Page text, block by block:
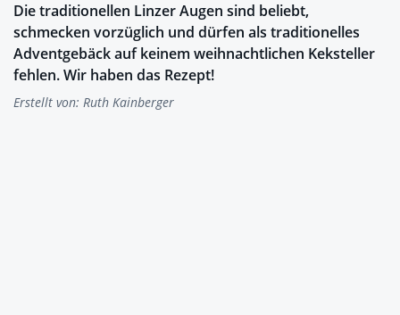
Die traditionellen Linzer Augen sind beliebt,
schmecken vorzüglich und dürfen als traditionelles
Adventgebäck auf keinem weihnachtlichen Keksteller
fehlen. Wir haben das Rezept!
Erstellt von: Ruth Kainberger